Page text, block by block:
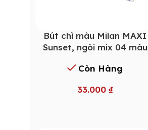
Bút chì màu Milan MAXI
Sunset, ngòi mix 04 màu
Còn Hàng
33.000 ₫